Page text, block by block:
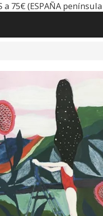
a 75€ (ESPAÑA